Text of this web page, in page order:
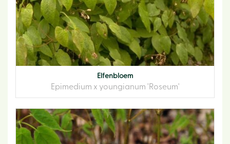
Elfenbloem
Epimedium x youngianum 'Roseum'